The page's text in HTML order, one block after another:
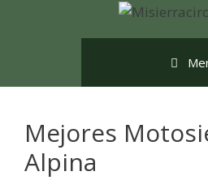
Mejores
Alpina